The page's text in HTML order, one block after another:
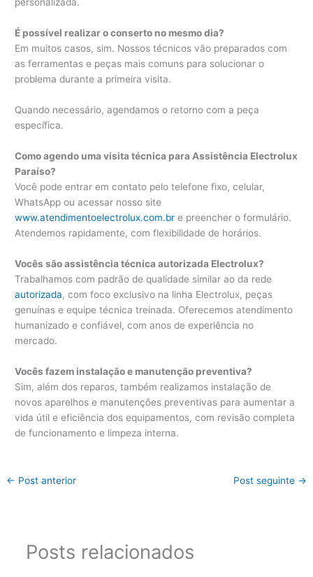
É possível realizar o conserto no mesmo dia?
Em muitos casos, sim. Nossos técnicos vão preparados com
as ferramentas e peças mais comuns para solucionar o
problema durante a primeira visita.
Quando necessário, agendamos o retorno com a peça
específica.
Como agendo uma visita técnica para Assistência Electrolux
Paraíso?
Você pode entrar em contato pelo telefone fixo, celular,
WhatsApp ou acessar nosso site
www.atendimentoelectrolux.com.br e preencher o formulário.
Atendemos rapidamente, com flexibilidade de horários.
Vocês são assistência técnica autorizada Electrolux?
Trabalhamos com padrão de qualidade similar ao da rede
autorizada, com foco exclusivo na linha Electrolux, peças
genuínas e equipe técnica treinada. Oferecemos atendimento
humanizado e confiável, com anos de experiência no
mercado.
Vocês fazem instalação e manutenção preventiva?
Sim, além dos reparos, também realizamos instalação de
novos aparelhos e manutenções preventivas para aumentar a
vida útil e eficiência dos equipamentos, com revisão completa
de funcionamento e limpeza interna.
← Post anterior Post seguinte →
Posts relacionados